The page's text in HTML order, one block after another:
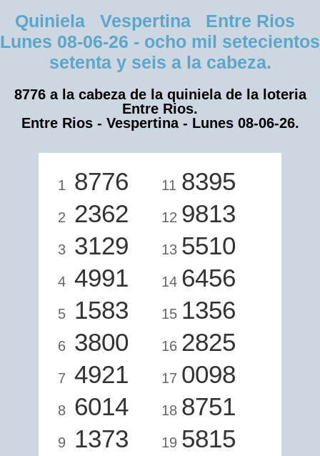
Quiniela Vespertina Entre Rios
Lunes 08-06-26 - ocho mil setecientos
setenta y seis a la cabeza.
8776 a la cabeza de la quiniela de la loteria
Entre Rios.
Entre Rios - Vespertina - Lunes 08-06-26.
1 8776
2 2362
3 3129
4 4991
5 1583
6 3800
7 4921
8 6014
9 1373
11 8395
12 9813
13 5510
14 6456
15 1356
16 2825
17 0098
18 8751
19 5815